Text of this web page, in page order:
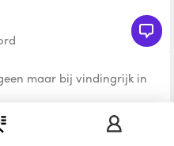
maar bij vindingrijk in